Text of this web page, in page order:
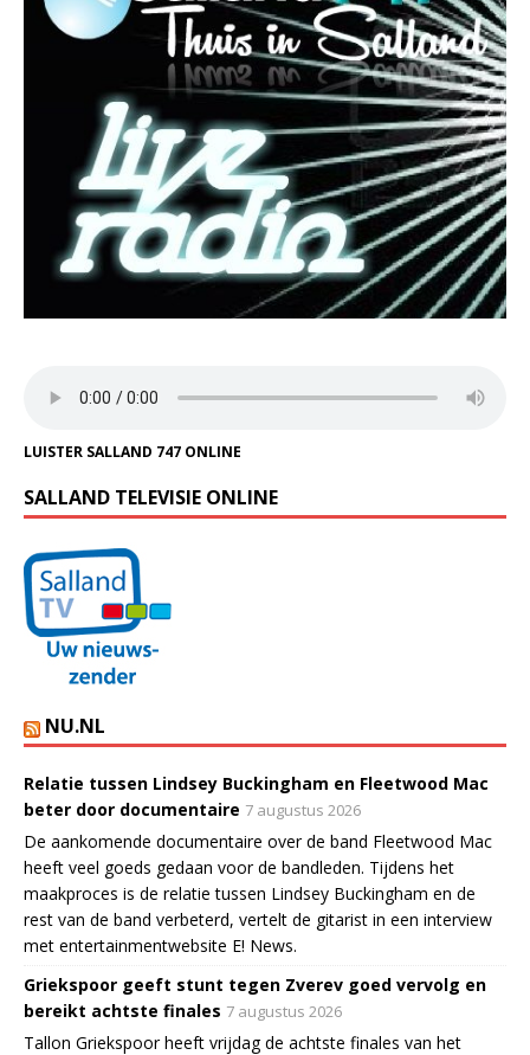
LUISTER SALLAND 747 ONLINE
SALLAND TELEVISIE ONLINE
NU.NL
Relatie tussen Lindsey Buckingham en Fleetwood Mac
beter door documentaire 7 augustus 2026
De aankomende documentaire over de band Fleetwood Mac
heeft veel goeds gedaan voor de bandleden. Tijdens het
maakproces is de relatie tussen Lindsey Buckingham en de
rest van de band verbeterd, vertelt de gitarist in een interview
met entertainmentwebsite E! News.
Griekspoor geeft stunt tegen Zverev goed vervolg en
bereikt achtste finales 7 augustus 2026
Tallon Griekspoor heeft vrijdag de achtste finales van het